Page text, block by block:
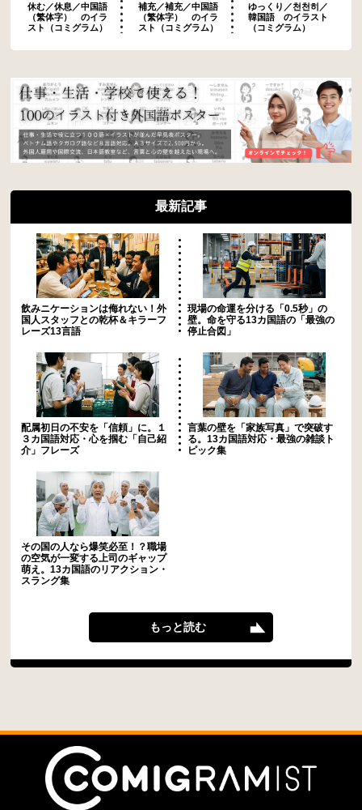
休む／休息／中国語
（繁体字） のイラ
スト（コミグラム）
補充／補充／中国語
（繁体字） のイラ
スト（コミグラム）
ゆっくり／천천히／
韓国語 のイラスト
（コミグラム）
最新記事
飲みニケーションは侮れない！外
国人スタッフとの乾杯＆キラーフ
レーズ13言語
現場の命運を分ける「0.5秒」の
壁。命を守る13カ国語の「最強の
停止合図」
配属初日の不安を「信頼」に。１
３カ国語対応・心を掴む「自己紹
介」フレーズ
言葉の壁を「家族写真」で突破す
る。13カ国語対応・最強の雑談ト
ピック集
その国の人なら爆笑必至！？職場
の空気が一変する上司のギャップ
萌え。13カ国語のリアクション・
スラング集
もっと読む